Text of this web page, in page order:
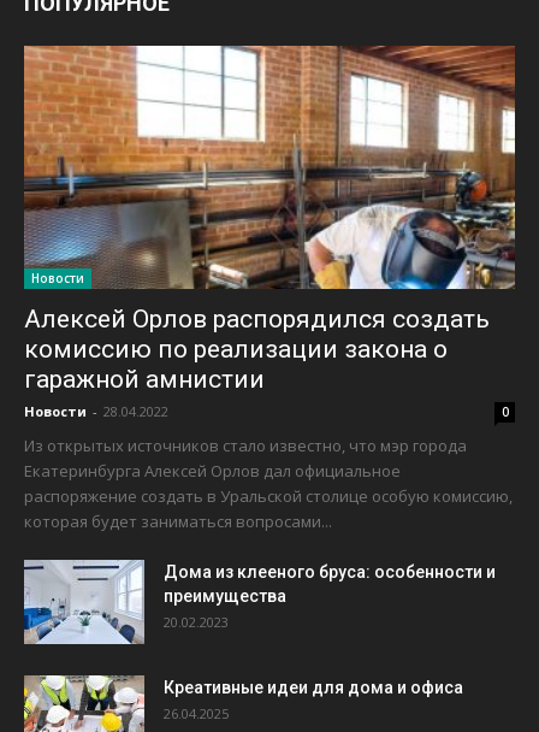
Новости
Алексей Орлов распорядился создать
комиссию по реализации закона о
гаражной амнистии
Новости - 28.04.2022 0
Из открытых источников стало известно, что мэр города
Екатеринбурга Алексей Орлов дал официальное
распоряжение создать в Уральской столице особую комиссию,
которая будет заниматься вопросами...
Дома из клееного бруса: особенности и
преимущества
20.02.2023
Креативные идеи для дома и офиса
26.04.2025